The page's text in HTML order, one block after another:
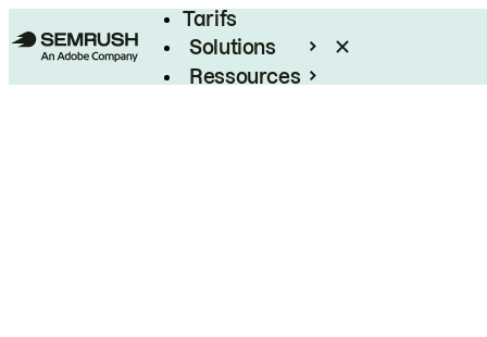
Tarifs
Solutions
Ressources